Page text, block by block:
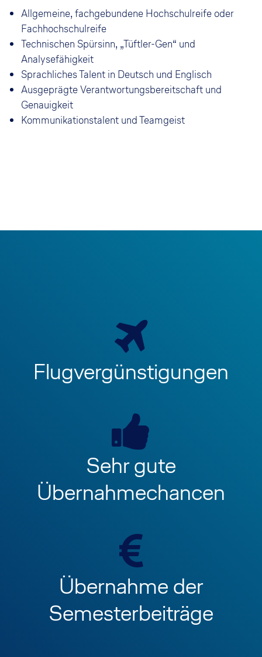
Allgemeine, fachgebundene Hochschulreife oder
Fachhochschulreife
Technischen Spürsinn, „Tüftler-Gen“ und
Analysefähigkeit
Sprachliches Talent in Deutsch und Englisch
Ausgeprägte Verantwortungsbereitschaft und
Genauigkeit
Kommunikationstalent und Teamgeist
Flugvergünstigungen
Sehr gute
Übernahmechancen
Übernahme der
Semesterbeiträge